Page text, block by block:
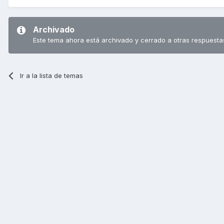
Archivado
Este tema ahora está archivado y cerrado a otras
Ir a la lista de temas